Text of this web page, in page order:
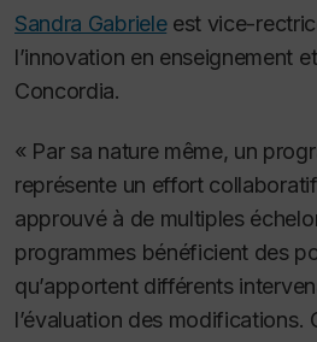
Sandra Gabrieleest vice-
l’innovation en enseignement
Concordia.
« Par sa nature même, un
représente un effort
approuvé à de multiples
programmes bénéficient des
qu’apportent différents
l’évaluation des modifications.